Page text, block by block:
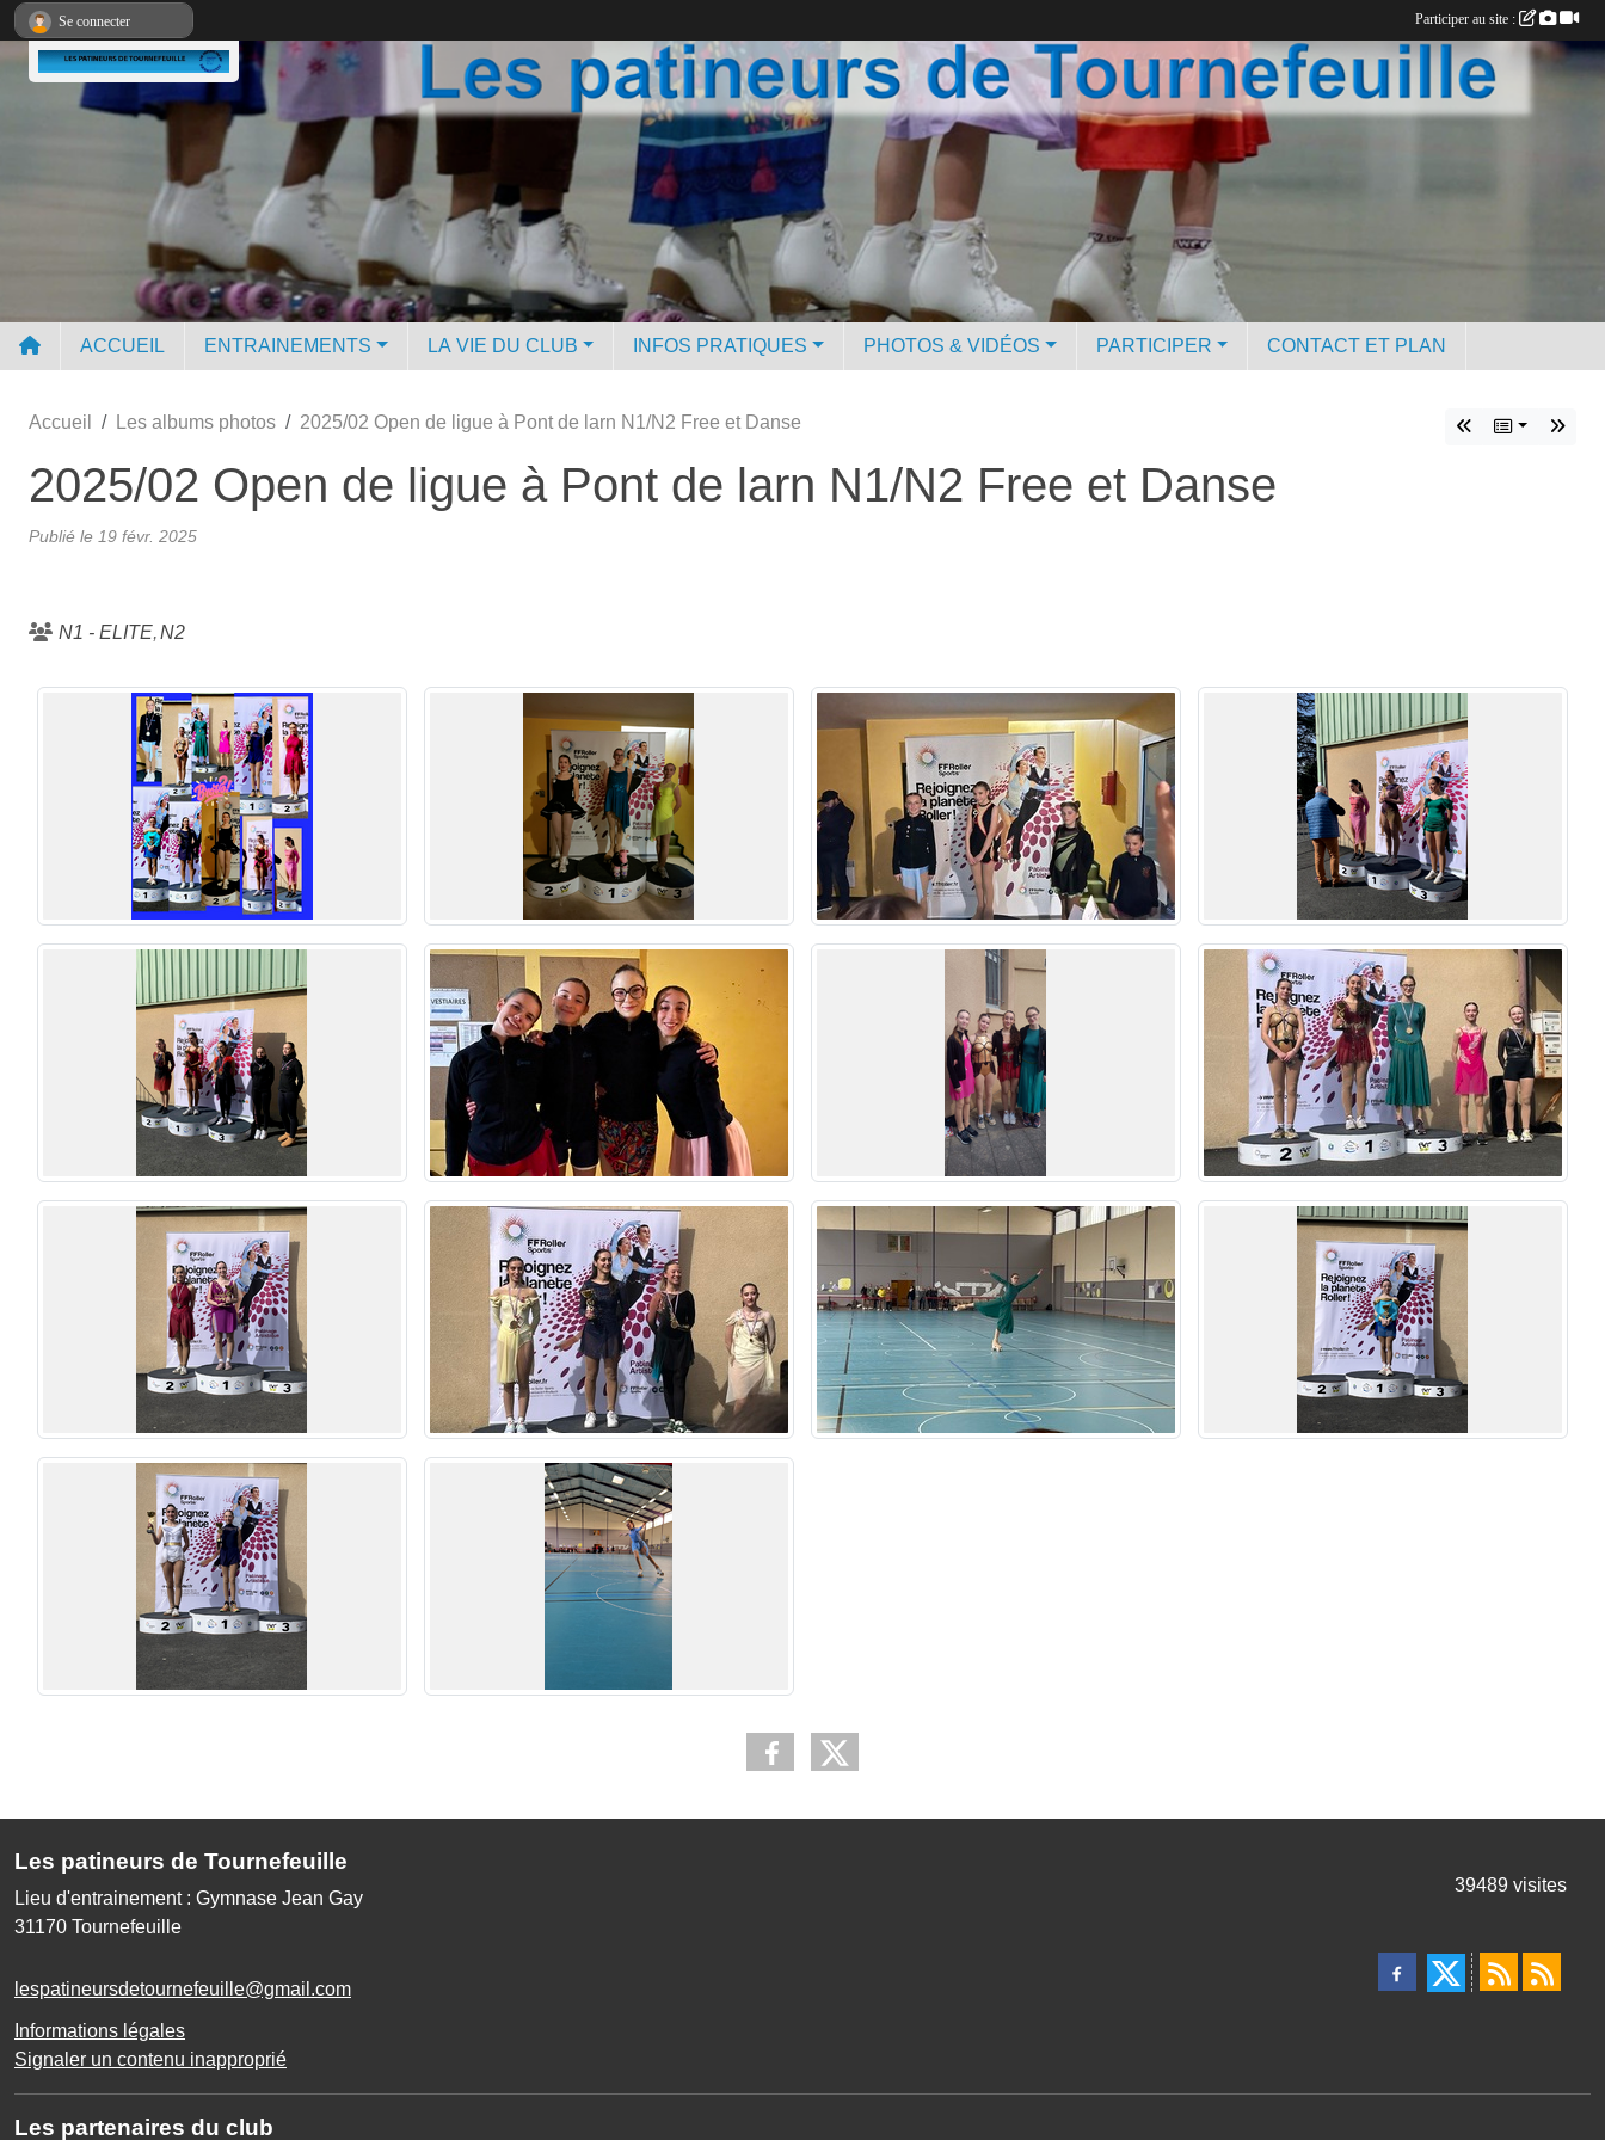
ACCUEIL ENTRAINEMENTS LA VIE DU CLUB INFOS PRATIQUES PHOTOS & VIDÉOS PARTICIPER CONTACT ET PLAN
Accueil Les albums photos 2025/02 Open de ligue à Pont de larn N1/N2 Free et Danse
2025/02 Open de ligue à Pont de larn N1/N2 Free et Danse
Publié le 19 févr. 2025
N1 - ELITE N2
Les patineurs de Tournefeuille
Lieu d'entrainement : Gymnase Jean Gay
31170 Tournefeuille
lespatineursdetournefeuille@gmail.com
Informations légales
Signaler un contenu inapproprié
39489 visites
Les partenaires du club
Se connecter Participer au site :
Panneau de gestion des cookies